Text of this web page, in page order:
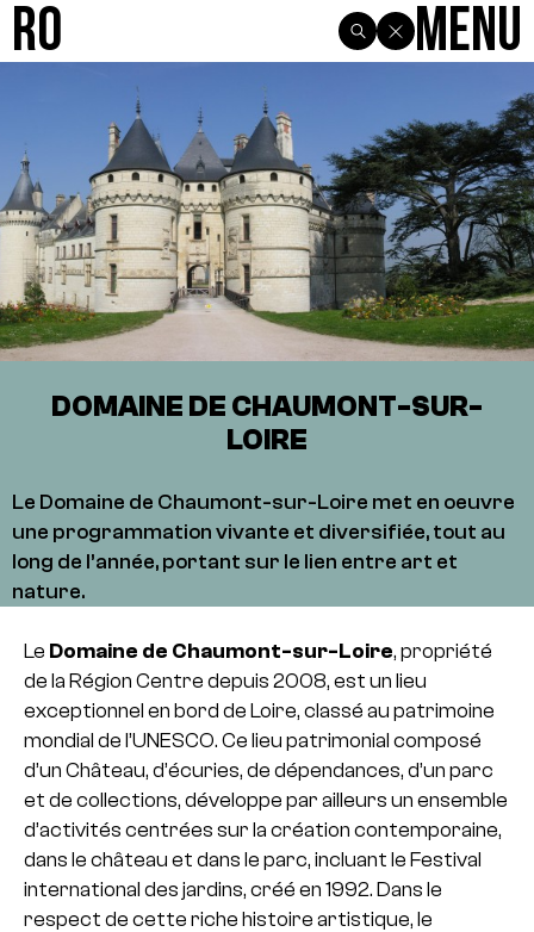
R0 Menu
DOMAINE DE CHAUMONT-SUR-
LOIRE
Le Domaine de Chaumont-sur-Loire met en oeuvre
une programmation vivante et diversifiée, tout au
long de l’année, portant sur le lien entre art et
nature.
Le Domaine de Chaumont-sur-Loire, propriété
de la Région Centre depuis 2008, est un lieu
exceptionnel en bord de Loire, classé au patrimoine
mondial de l’UNESCO. Ce lieu patrimonial composé
d’un Château, d’écuries, de dépendances, d’un parc
et de collections, développe par ailleurs un ensemble
d’activités centrées sur la création contemporaine,
dans le château et dans le parc, incluant le Festival
international des jardins, créé en 1992. Dans le
respect de cette riche histoire artistique, le